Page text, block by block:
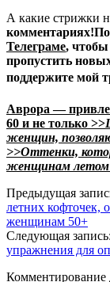
А какие стрижки
Телеграме, чтобы
пропустить
поддержите мой
Аврора —
60 и не только >>
женщин,
>>Оттенки,
женщинам летом
2020-
06-
18
Предыдущая
летних кофточек,
женщинам 50+
Следующая запись:
упражнения для
Комментирование